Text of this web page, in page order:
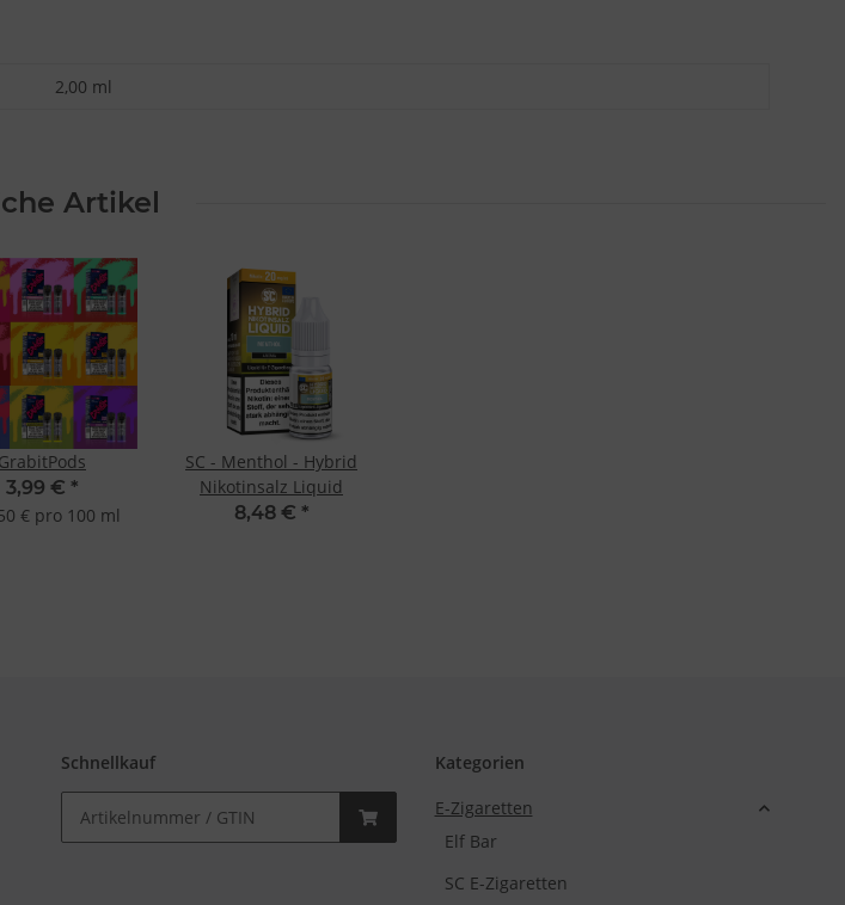
2,00 ml
Artikel
GrabitPods
3,99 € *
€ pro 100 ml
SC - Menthol - Hybrid
Nikotinsalz Liquid
8,48 € *
Schnellkauf Kategorien
E-Zigaretten
Elf Bar
SC E-Zigaretten